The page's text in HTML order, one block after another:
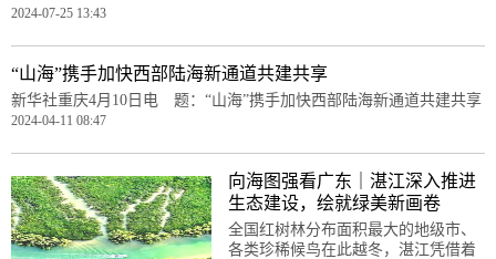
2024-07-25 13:43
“山海”携手加快西部陆海新通道共建共享
新华社重庆4月10日电 题：“山海”携手加快西部陆海新通道共建共享
2024-04-11 08:47
向海图强看广东｜湛江深入推进
生态建设，绘就绿美新画卷
全国红树林分布面积最大的地级市、
各类珍稀候鸟在此越冬，湛江凭借着